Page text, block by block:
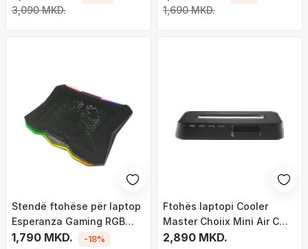
3,090 MKD. 1,690 MKD.
Stendë ftohëse për laptop
Esperanza Gaming RGB
XALOK EGC110, ventilator i
1,790 MKD. -18%
Ftohës laptopi Cooler
Master Choiix Mini Air C
HL02 KP, 7"-12", HUB 4x
2,890 MKD.